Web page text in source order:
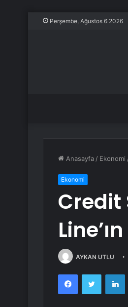
Perşembe, Ağustos 6 2026
Anasayfa / Ekonomi
Ekonomi
Credit
AYKAN UTLU
FacebookTwitter